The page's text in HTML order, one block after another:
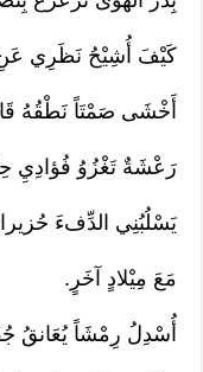
كَيْفَ أُشِيْحُ نَظَرِي عَنِ
أَخْشَى صَمْتَاً نَطْقُهُ
رَعْشَةٌ تَغْزُوُ فُؤادِيِ
يَسْلُبُنِي الدِّفءَ
مَعَ مِيْلادٍ آخَرٍ.
أُسْدِلُ رِمْشَاً يُعَانقُ